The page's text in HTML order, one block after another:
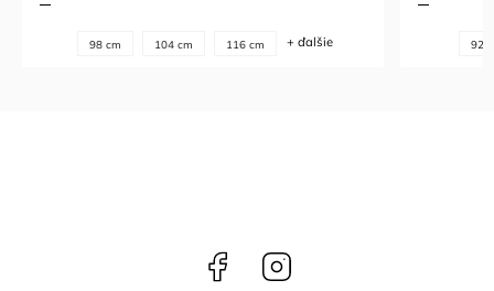
92 cm 98 cm 104 cm + ďalšie 98
Facebook